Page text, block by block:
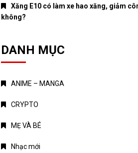
Xăng E10 có làm xe hao xăng, giảm
không?
DANH MỤC
ANIME – MANGA
CRYPTO
MẸ VÀ BÉ
Nhạc mới